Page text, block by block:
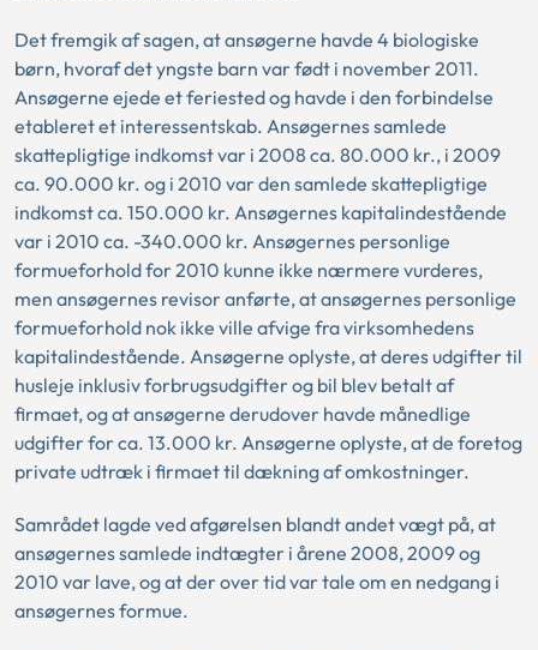
Det fremgik af sagen, at ansøgerne havde 4 biologiske
børn, hvoraf det yngste barn var født i november 2011.
Ansøgerne ejede et feriested og havde i den forbindelse
etableret et interessentskab. Ansøgernes samlede
skattepligtige indkomst var i 2008 ca. 80.000 kr., i 2009
ca. 90.000 kr. og i 2010 var den samlede skattepligtige
indkomst ca. 150.000 kr. Ansøgernes kapitalindestående
var i 2010 ca. -340.000 kr. Ansøgernes personlige
formueforhold for 2010 kunne ikke nærmere vurderes,
men ansøgernes revisor anførte, at ansøgernes personlige
formueforhold nok ikke ville afvige fra virksomhedens
kapitalindestående. Ansøgerne oplyste, at deres udgifter til
husleje inklusiv forbrugsudgifter og bil blev betalt af
firmaet, og at ansøgerne derudover havde månedlige
udgifter for ca. 13.000 kr. Ansøgerne oplyste, at de foretog
private udtræk i firmaet til dækning af omkostninger.
Samrådet lagde ved afgørelsen blandt andet vægt på, at
ansøgernes samlede indtægter i årene 2008, 2009 og
2010 var lave, og at der over tid var tale om en nedgang i
ansøgernes formue.